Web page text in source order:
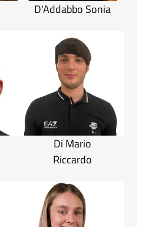
D'Addabbo Sonia
Di Mario
Riccardo